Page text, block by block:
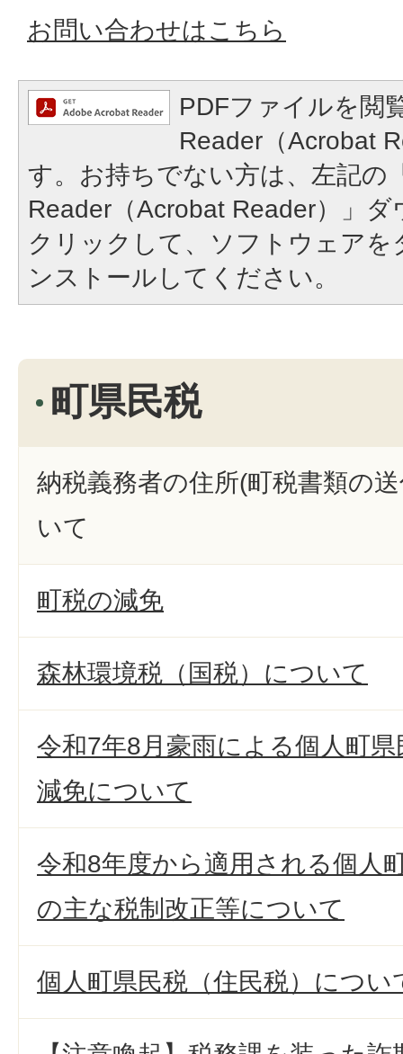
お問い合わせはこちら
PDFファイルを閲
Reader（Acrobat
す。お持ちでない方は、左記の
Reader（Acrobat Reader）」
クリックして、ソフトウェア
ンストールしてください。
町県民税
納税義務者の住所(町税書類の
いて
町税の減免
森林環境税（国税）について
令和7年8月豪雨による個人町
減免について
令和8年度から適用される個人
の主な税制改正等について
個人町県民税（住民税）につい